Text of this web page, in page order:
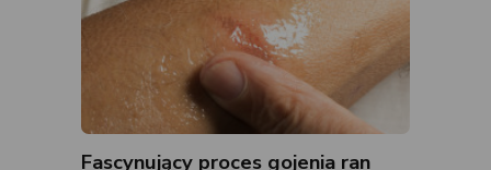
Fascynujący proces gojenia ran